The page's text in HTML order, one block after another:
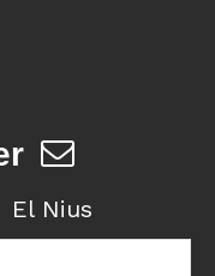
El Nius